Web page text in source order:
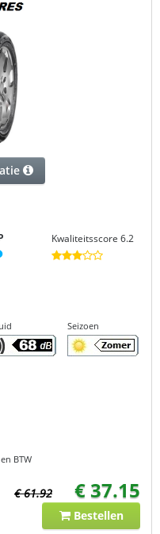
Kwaliteitsscore 6.2
Seizoen
BTW
€ 61.92 € 37.15
Bestellen